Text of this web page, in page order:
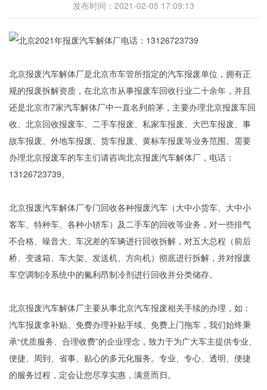
发布时间：2021-02-05 17:09:13
北京报废汽车解体厂是北京市车管所指定的汽车报废单位，拥有正
规的报废拆解资质，在北京市从事报废车回收行业二十余年，并且
还是北京市7家汽车解体厂中一直名列前茅，主要办理北京报废车回
收、北京回收报废车、二手车报废、私家车报废、大巴车报废、事
故车报废、外地车报废、货车报废、黄标车报废等业务范围。需要
办理北京报废车的车主们请咨询北京报废汽车解体厂，电话：
13126723739。
北京报废汽车解体厂专门回收各种报废汽车（大中小货车、大中小
客车、特种车、各种小轿车）及二手车的回收等业务，对一些排气
不合格、噪音大、车况差的车辆进行回收拆解，对五大总程（前后
桥、变速箱、车大架、发送机、方向机）彻底进行拆解，并对报废
车空调制冷系统中的氟利昂制冷剂进行回收并分类储存。
北京报废汽车解体厂主要从事北京汽车报废相关手续的办理，如：
汽车报废拿补贴、免费办理补贴手续、免费上门拖车，我们始终秉
承“优质服务、合理收费”的企业理念，致力于为广大车主提供专业、
便捷、周到、省事、贴心的多元化服务。专业、专心、透明、便捷
的服务过程，定会让您尽享实惠，满意而归。